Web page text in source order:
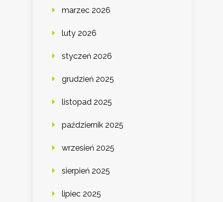
marzec 2026
luty 2026
styczeń 2026
grudzień 2025
listopad 2025
październik 2025
wrzesień 2025
sierpień 2025
lipiec 2025